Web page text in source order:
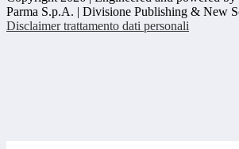
Parma S.p.A. | Divisione Publishing & New
Disclaimer trattamento dati personali